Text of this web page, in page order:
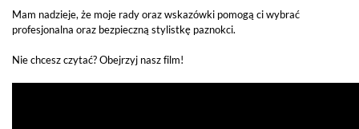
Mam nadzieje, że moje rady oraz wskazówki pomogą ci wybrać
profesjonalna oraz bezpieczną stylistkę paznokci.
Nie chcesz czytać? Obejrzyj nasz film!